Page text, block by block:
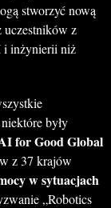
stworzyć nową
uczestników z
i inżynierii niż
były
for Good Global
z 37 krajów
w sytuacjach
„Robotics